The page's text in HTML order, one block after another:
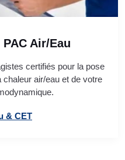
Air/Eau
certifiés pour la pose
chaleur air/eau et de votre
& CET